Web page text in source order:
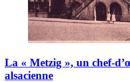
La « Metzig », un chef-
alsacienne